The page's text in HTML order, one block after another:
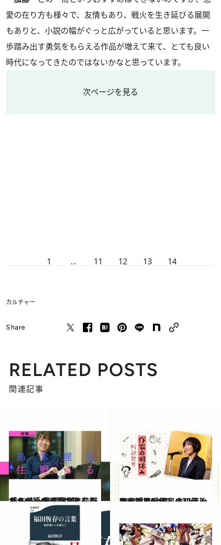
愛の在り方も様々で、友情もあり、戦火を生き延びる展開
もありと、小説の幅がぐっと広がっていると思います。一
歩踏み出す勇気をもらえる作品が増えて来て、とても良い
時代になってきたのではないかなと思っています。
次ページを見る
1 ... 11 12 13 14
カルチャー
Share
RELATED POSTS
関連記事
2023.4.14
「キュンキュンできる心を もう一度呼び覚ましたかった」 島本理生と住野よるが語る恋愛の形
カルチャー 2024.3.26
阿部智里・作家の羽休み――「第93回：吉川英治文庫賞を受賞しました！」
カルチャー